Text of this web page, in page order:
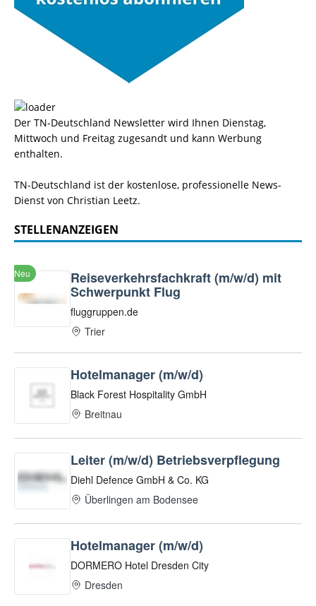
Der TN-Deutschland Newsletter wird Ihnen Dienstag,
Mittwoch und Freitag zugesandt und kann Werbung
enthalten.
TN-Deutschland ist der kostenlose, professionelle News-
Dienst von Christian Leetz.
STELLENANZEIGEN